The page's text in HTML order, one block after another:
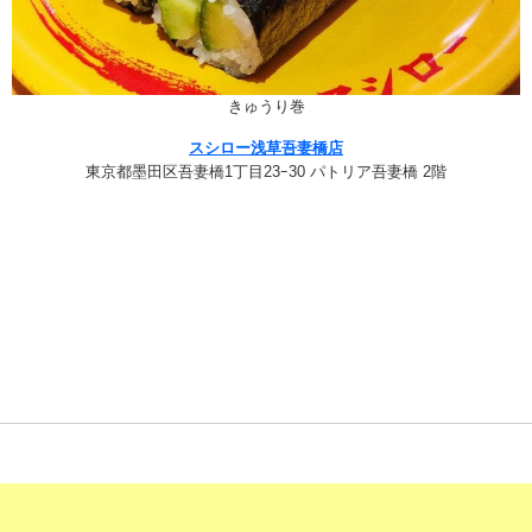
きゅうり巻
スシロー浅草吾妻橋店
東京都墨田区吾妻橋1丁目23ｰ30 パトリア吾妻橋 2階